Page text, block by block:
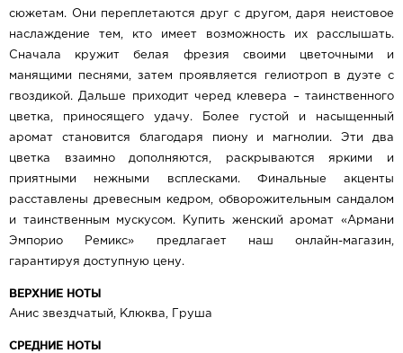
сюжетам. Они переплетаются друг с другом, даря неистовое
наслаждение тем, кто имеет возможность их расслышать.
Сначала кружит белая фрезия своими цветочными и
манящими песнями, затем проявляется гелиотроп в дуэте с
гвоздикой. Дальше приходит черед клевера – таинственного
цветка, приносящего удачу. Более густой и насыщенный
аромат становится благодаря пиону и магнолии. Эти два
цветка взаимно дополняются, раскрываются яркими и
приятными нежными всплесками. Финальные акценты
расставлены древесным кедром, обворожительным сандалом
и таинственным мускусом. Купить женский аромат «Армани
Эмпорио Ремикс» предлагает наш онлайн-магазин,
гарантируя доступную цену.
ВЕРХНИЕ НОТЫ
Анис звездчатый, Клюква, Груша
СРЕДНИЕ НОТЫ